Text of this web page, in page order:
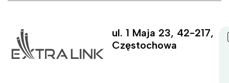
ul. 1 Maja 23, 42-217,
Częstochowa